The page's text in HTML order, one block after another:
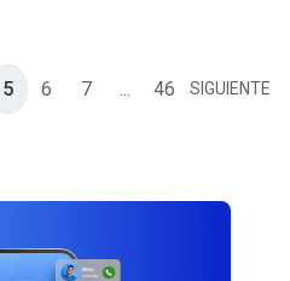
5 6 7 ... 46 SIGUIENTE